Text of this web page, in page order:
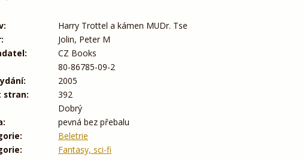
Harry Trottel a kámen MUDr. Tse
Jolin, Peter M
CZ Books
80-86785-09-2
2005
stran:
392
Dobrý
pevná bez přebalu
Beletrie
Fantasy, sci-fi